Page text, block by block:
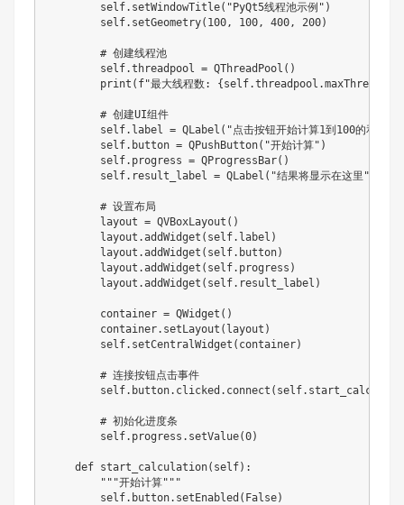
        self.setWindowTitle("PyQt5线程池示例")
        self.setGeometry(100, 100, 400, 200)
        # 创建线程池
        self.threadpool = QThreadPool()
print(f"最大线程数:
        # 创建UI组件
        self.label = QLabel("点击按钮开始计算1到100的和")
        self.button = QPushButton("开始计算")
        self.progress = QProgressBar()
        self.result_label = QLabel("结果将显示在这里")
        # 设置布局
        layout = QVBoxLayout()
        layout.addWidget(self.label)
        layout.addWidget(self.button)
        layout.addWidget(self.progress)
        layout.addWidget(self.result_label)
        container = QWidget()
        container.setLayout(layout)
        self.setCentralWidget(container)
        # 连接按钮点击事件
        # 初始化进度条
        self.progress.setValue(0)
    def start_calculation(self):
        """开始计算"""
        self.button.setEnabled(False)